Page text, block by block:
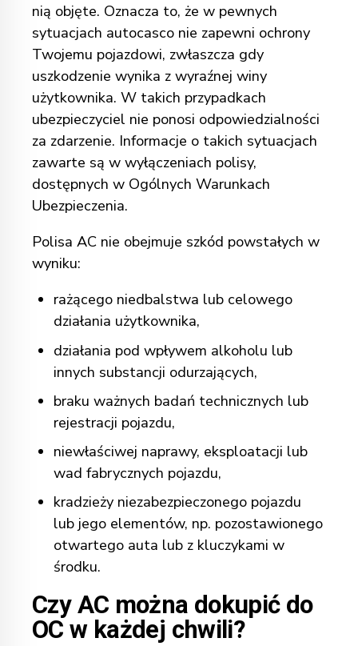
nią objęte. Oznacza to, że w pewnych
sytuacjach autocasco nie zapewni ochrony
Twojemu pojazdowi, zwłaszcza gdy
uszkodzenie wynika z wyraźnej winy
użytkownika. W takich przypadkach
ubezpieczyciel nie ponosi odpowiedzialności
za zdarzenie. Informacje o takich sytuacjach
zawarte są w wyłączeniach polisy,
dostępnych w Ogólnych Warunkach
Ubezpieczenia.
Polisa AC nie obejmuje szkód powstałych w
wyniku:
rażącego niedbalstwa lub celowego
działania użytkownika,
działania pod wpływem alkoholu lub
innych substancji odurzających,
braku ważnych badań technicznych lub
rejestracji pojazdu,
niewłaściwej naprawy, eksploatacji lub
wad fabrycznych pojazdu,
kradzieży niezabezpieczonego pojazdu
lub jego elementów, np. pozostawionego
otwartego auta lub z kluczykami w
środku.
Czy AC można dokupić do
OC w każdej chwili?